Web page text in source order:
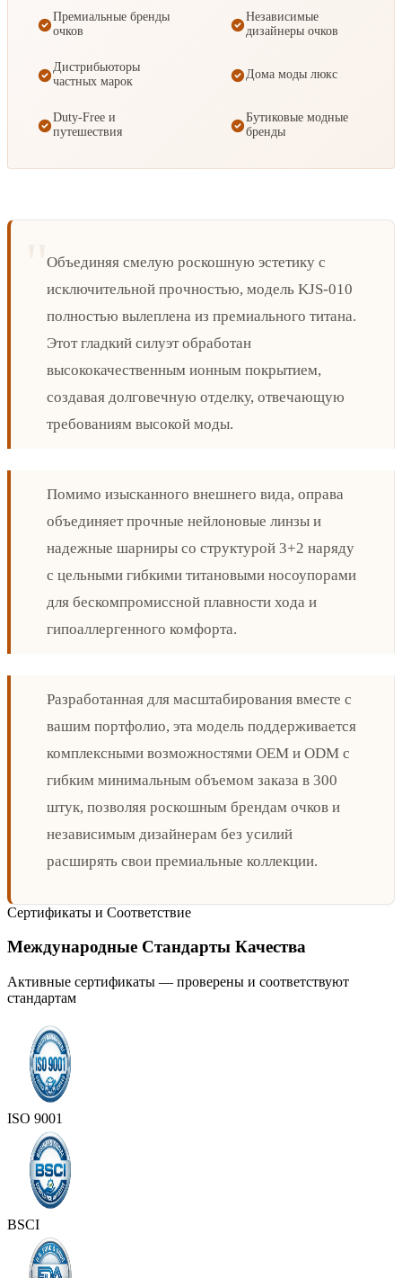
Премиальные бренды
очков
Независимые
дизайнеры очков
Дистрибьюторы
частных марок
Дома моды люкс
Duty-Free и
путешествия
Бутиковые модные
бренды
Объединяя смелую роскошную эстетику с
исключительной прочностью, модель KJS-010
полностью вылеплена из премиального титана.
Этот гладкий силуэт обработан
высококачественным ионным покрытием,
создавая долговечную отделку, отвечающую
требованиям высокой моды.
Помимо изысканного внешнего вида, оправа
объединяет прочные нейлоновые линзы и
надежные шарниры со структурой 3+2 наряду
с цельными гибкими титановыми носоупорами
для бескомпромиссной плавности хода и
гипоаллергенного комфорта.
Разработанная для масштабирования вместе с
вашим портфолио, эта модель поддерживается
комплексными возможностями OEM и ODM с
гибким минимальным объемом заказа в 300
штук, позволяя роскошным брендам очков и
независимым дизайнерам без усилий
расширять свои премиальные коллекции.
Сертификаты и Соответствие
Международные Стандарты Качества
Активные сертификаты — проверены и соответствуют
стандартам
ISO 9001
BSCI